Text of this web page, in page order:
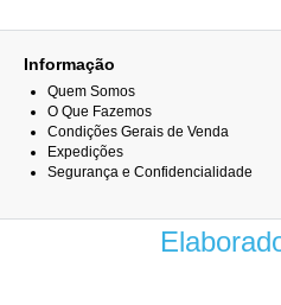
Informação
Quem Somos
O Que Fazemos
Condições Gerais de Venda
Expedições
Segurança e Confidencialidade